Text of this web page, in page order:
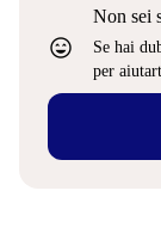
sentiment_very_satisfied
Non sei
Se hai
per